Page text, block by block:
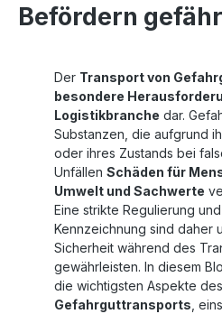
Befördern
Der Transport von
besondere
Logistikbranche dar.
Substanzen, die aufgrund
oder ihres Zustands bei
Unfällen Schäden für
Umwelt und Sachwerte
Eine strikte Regulierung
Kennzeichnung sind daher
Sicherheit während des
gewährleisten. In diesem
die wichtigsten Aspekte des
Gefahrguttransports ,